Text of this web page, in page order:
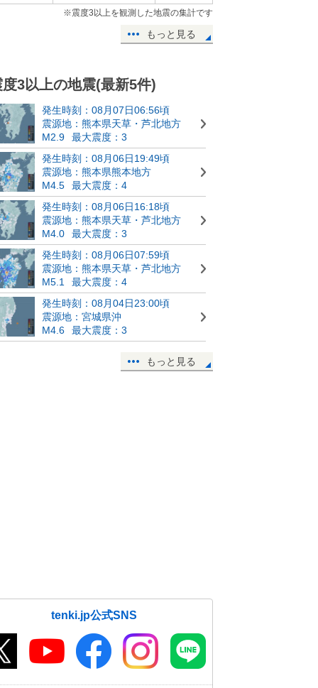
※震度3以上を観測した地震の集計です
もっと見る
度3以上の地震(最新5件)
発生時刻：08月07日06:56頃
震源地：熊本県天草・芦北地方
M2.9
最大震度：3
発生時刻：08月06日19:49頃
震源地：熊本県熊本地方
M4.5
最大震度：4
発生時刻：08月06日16:18頃
震源地：熊本県天草・芦北地方
M4.0
最大震度：3
発生時刻：08月06日07:59頃
震源地：熊本県天草・芦北地方
M5.1
最大震度：4
発生時刻：08月04日23:00頃
震源地：宮城県沖
M4.6
最大震度：3
もっと見る
tenki.jp公式SNS